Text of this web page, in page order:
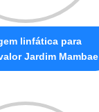
linfática para
Jardim Mambae